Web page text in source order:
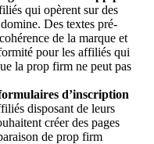
qui opèrent sur des
Des textes pré-
de la marque et
pour les affiliés qui
la prop firm ne peut pas
d’inscription
disposant de leurs
créer des pages
de prop firm